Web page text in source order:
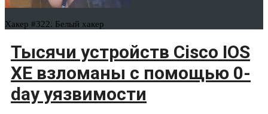
Хакер #322. Белый хакер
Тысячи устройств Cisco IOS
XE взломаны с помощью 0-
day уязвимости